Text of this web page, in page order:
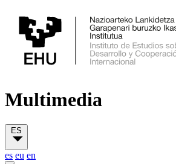
Multimedia
ES
es eu en